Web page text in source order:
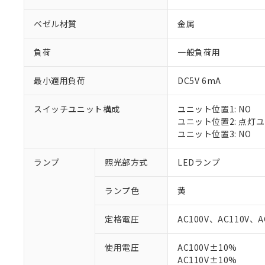
ベゼル材質 金属
負荷 一般負荷用
最小適用負荷 DC5V 6mA
スイッチユニット構成
ユニット位置1: NO
ユニット位置2: 点灯
ユニット位置3: NO
ランプ 照光部方式 LEDランプ
ランプ色 黄
定格電圧 AC100V、AC110V、
使用電圧
AC100V±10%
AC110V±10%
ご利用条件
※1 対応状況
対応予定なし：
調査・確認中：
非該当品：ライセ
仕入先様の事情に
※1 中国